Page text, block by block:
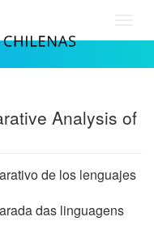
Analysis of
de los lenguajes
das linguagens